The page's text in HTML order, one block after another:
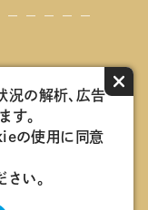
況の解析、広告
す。
の使用に同意
さい。
×